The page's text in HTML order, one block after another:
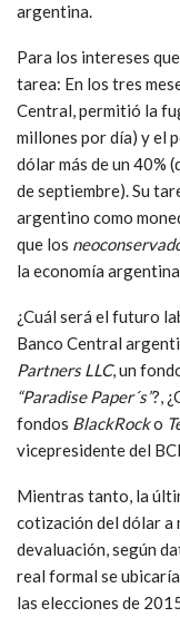
argentina.
Para los intereses
tarea: En los tres
Central, permitió la
millones por día) y el
dólar más de un 40%
de septiembre). Su
argentino como
que los
la economía argentina.
¿Cuál será el futuro
Banco Central
Partners LLC, un
“Paradise Paper´s”?,
fondos BlackRocko
vicepresidente del
Mientras tanto, la
cotización del dólar a
devaluación, según
real formal se
las elecciones de